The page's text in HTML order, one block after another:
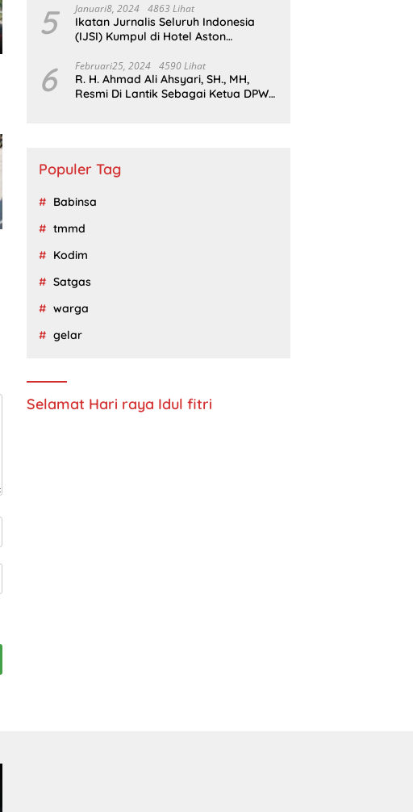
Wajib Tau
5 Januari8, 2024 4863 Lihat
Ikatan Jurnalis Seluruh Indonesia
(IJSI) Kumpul di Hotel Aston
6 Februari25, 2024 4590 Lihat
R. H. Ahmad Ali Ahsyari, SH., MH,
Resmi Di Lantik Sebagai Ketua DPW
Populer Tag
Babinsa
tmmd
Kodim
Satgas
warga
gelar
Selamat Hari raya Idul fitri